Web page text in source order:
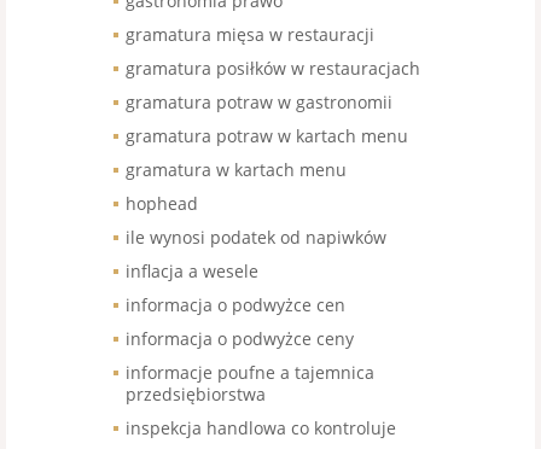
gramatura mięsa w restauracji
gramatura posiłków w restauracjach
gramatura potraw w gastronomii
gramatura potraw w kartach menu
gramatura w kartach menu
hophead
ile wynosi podatek od napiwków
inflacja a wesele
informacja o podwyżce cen
informacja o podwyżce ceny
informacje poufne a tajemnica
przedsiębiorstwa
inspekcja handlowa co kontroluje